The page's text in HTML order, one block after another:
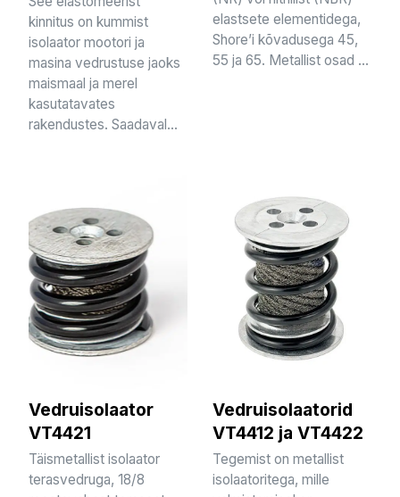
kinnitus on kummist
isolaator mootori ja
masina vedrustuse jaoks
maismaal ja merel
kasutatavates
rakendustes. Saadaval...
elastsete elementidega,
Shore’i kõvadusega 45,
55 ja 65. Metallist osad ...
Vedruisolaator
VT4421
Täismetallist isolaator
terasvedruga, 18/8
Vedruisolaatorid
VT4412 ja VT4422
Tegemist on metallist
isolaatoritega, mille